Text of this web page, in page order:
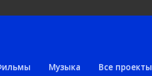
Музыка Все проекты